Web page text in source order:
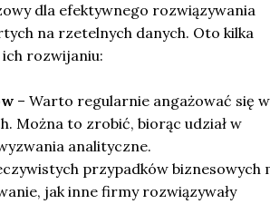
dla efektywnego rozwiązywania
na rzetelnych danych. Oto kilka
rozwijaniu:
– Warto regularnie angażować się w
Można to zrobić, biorąc udział w
analityczne.
przypadków biznesowych
jak inne firmy rozwiązywały